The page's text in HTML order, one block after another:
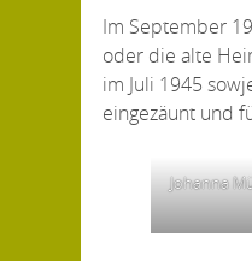
Im September
oder die alte
im Juli 1945
eingezäunt und
Johanna